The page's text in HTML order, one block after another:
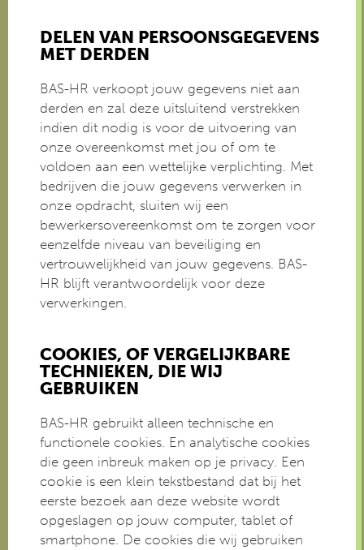
DELEN VAN PERSOONSGEGEVENS
MET DERDEN
BAS-HR verkoopt jouw gegevens niet aan
derden en zal deze uitsluitend verstrekken
indien dit nodig is voor de uitvoering van
onze overeenkomst met jou of om te
voldoen aan een wettelijke verplichting. Met
bedrijven die jouw gegevens verwerken in
onze opdracht, sluiten wij een
bewerkersovereenkomst om te zorgen voor
eenzelfde niveau van beveiliging en
vertrouwelijkheid van jouw gegevens. BAS-
HR blijft verantwoordelijk voor deze
verwerkingen.
COOKIES, OF VERGELIJKBARE
TECHNIEKEN, DIE WIJ
GEBRUIKEN
BAS-HR gebruikt alleen technische en
functionele cookies. En analytische cookies
die geen inbreuk maken op je privacy. Een
cookie is een klein tekstbestand dat bij het
eerste bezoek aan deze website wordt
opgeslagen op jouw computer, tablet of
smartphone. De cookies die wij gebruiken